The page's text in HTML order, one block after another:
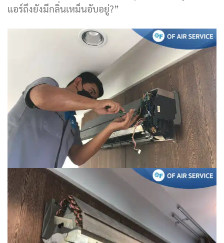
แอร์ถึงยังมีกลิ่นเหม็นอับอยู่?”